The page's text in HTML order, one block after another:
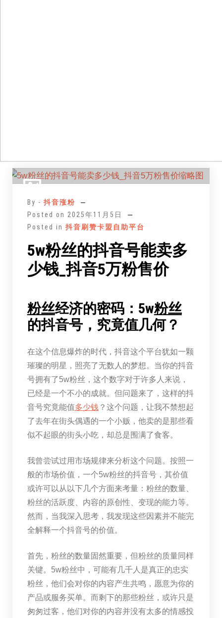
By - 抖音涨粉
Posted on 2025年11月5日
Posted in 抖音刷赞卡盟自助平台
5w粉丝的抖音号能卖多
少钱_抖音5万粉售价
粉丝经济的密码：5w粉丝
的抖音号，究竟值几何？
在这个信息爆炸的时代，抖音这个平台犹如一颗
璀璨的明星，照亮了无数人的梦想。当你的抖音
号拥有了5w粉丝，这个数字对于许多人来说，
已经是一个不小的成就。但问题来了，这样的抖
音号究竟能值多少钱？这个问题，让我不禁想起
了去年在街头偶遇的一个小贩，他卖的是那些看
似不起眼的街头小吃，却总是围满了食客。
我曾尝试过用市场规律来分析这个问题。按照一
般的市场价值，一个5w粉丝的抖音号，其价值
或许可以从以下几个方面来考量：粉丝的数量、
粉丝的活跃度、内容的原创性、变现的能力等。
然而，当我深入思考，我发现这些因素并不能完
全解释一个抖音号的价值。
首先，粉丝的数量固然重要，但粉丝的质量同样
关键。5w粉丝中，可能有几千人是真正的忠实
粉丝，他们会对你的内容产生共鸣，愿意为你的
产品或服务买单。而剩下的那些粉丝，或许只是
匆匆过客，他们对你的内容并没有太多的情感投